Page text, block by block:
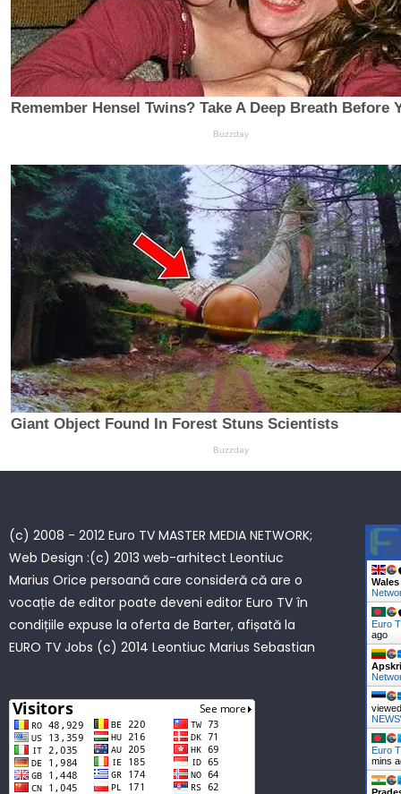
(c) 2008 - 2012 Euro TV MASTER MEDIA NETWORK;
Web Design :(c) 2013 web-arhitect Leontiuc
Marius Orice persoană care consideră că are o
vocație de editor poate deveni editor Euro TV în
condițiile expuse la oferta de Barter, afișată la
EURO TV Jobs (c) 2014 Leontiuc Marius Sebastian
Wales
Euro
ago
NEWS
Euro
mins